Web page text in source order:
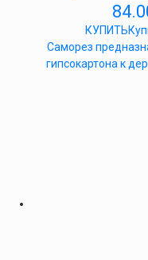
КУПИТЬ
Саморез
гипсокартона к